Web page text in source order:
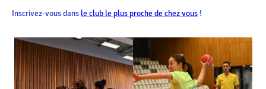
Inscrivez-vous dans le club le plus proche de chez vous !